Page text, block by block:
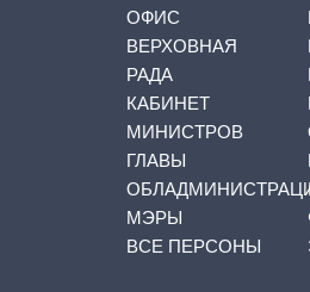
ОФИС
ВЕРХОВНАЯ
РАДА
КАБИНЕТ
МИНИСТРОВ
ГЛАВЫ
МЭРЫ
ВСЕ ПЕРСОНЫ